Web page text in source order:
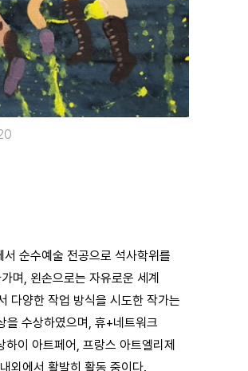
순수예술 전공으로 석사학위를
며, 왼손으로는 자유로운 세계
다양한 작업 방식을 시도한 작가는
을 수상하였으며, 휴+네트워크
이 아트페어, 프랑스 아트엘리제
외에서 활발히 활동 중이다.